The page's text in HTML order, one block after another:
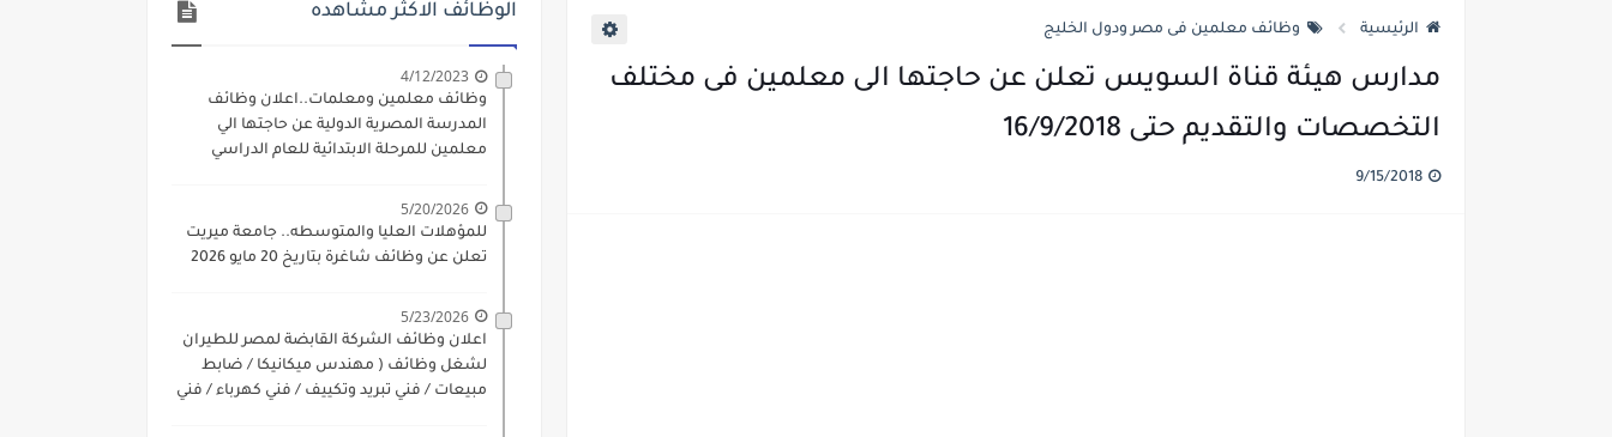
اعلان وظائف وزارة التعليم العالي " جامعة سمنود " للمؤهلات العليا والمتوسطة والدبلومات والعمال والفنيين والتقديم حتي 9 يوليو 2026
اعلان وظائف الهيئة القومية لسلامة الغذاء " لشغل وظيفة مفتش أغذية " لخريجي علوم / زراعة / طب بيطري "... الشروط والاوراق المطلوبة وكيفية التقديم
اعلان وظائف الشركة القابضة لمصر للطيران لشغل وظائف ( مهندس ميكانيكا / ضابط مبيعات / فني تبريد وتكييف / فني كهرباء / فني غلايات / فني غازات / فني سباك )
مسابقة معلمي الحصه ..الاستعلام عن مواعيد الامتحانات الإلكترونية للمتقدمين في مسابقتي شغل وظيفة معلم مساعد مادتي "الدراسات الاجتماعية" و"اللغة الإنجليزية"
اعلان وظائف الهيئة القومية للأنفاق ووزارة النقل عن حاجتها الي ( اخصائي موراد / محام / اخصائي شئون / فنيين/ امين مخزن) والتقديم حتي 17 يونيو 2026
الرئيسية وظائف معلمين فى مصر ودول الخليج
مدارس هيئة قناة السويس تعلن عن حاجتها الى معلمين فى مختلف
التخصصات والتقديم حتى 16/9/2018
الوظائف الاكثر مشاهده
4/12/2023
وظائف معلمين ومعلمات..اعلان وظائف
المدرسة المصرية الدولية عن حاجتها الي
معلمين للمرحلة الابتدائية للعام الدراسي
5/20/2026
للمؤهلات العليا والمتوسطه.. جامعة ميريت
تعلن عن وظائف شاغرة بتاريخ 20 مايو 2026
5/23/2026
اعلان وظائف الشركة القابضة لمصر للطيران
لشغل وظائف ( مهندس ميكانيكا / ضابط
مبيعات / فني تبريد وتكييف / فني كهرباء / فني